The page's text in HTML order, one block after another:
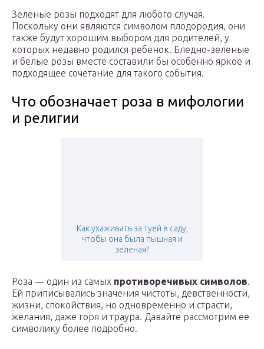
Зеленые розы подходят для любого случая.
Поскольку они являются символом плодородия, они
также будут хорошим выбором для родителей, у
которых недавно родился ребенок. Бледно-зеленые
и белые розы вместе составили бы особенно яркое и
подходящее сочетание для такого события.
Что обозначает роза в мифологии
и религии
Как ухаживать за туей в саду,
чтобы она была пышная и
зеленая?
Роза — один из самых противоречивых символов.
Ей приписывались значения чистоты, девственности,
жизни, спокойствия, но одновременно и страсти,
желания, даже горя и траура. Давайте рассмотрим ее
символику более подробно.